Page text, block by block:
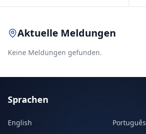
Aktuelle Meldungen
Keine Meldungen gefunden.
Sprachen
English
Português